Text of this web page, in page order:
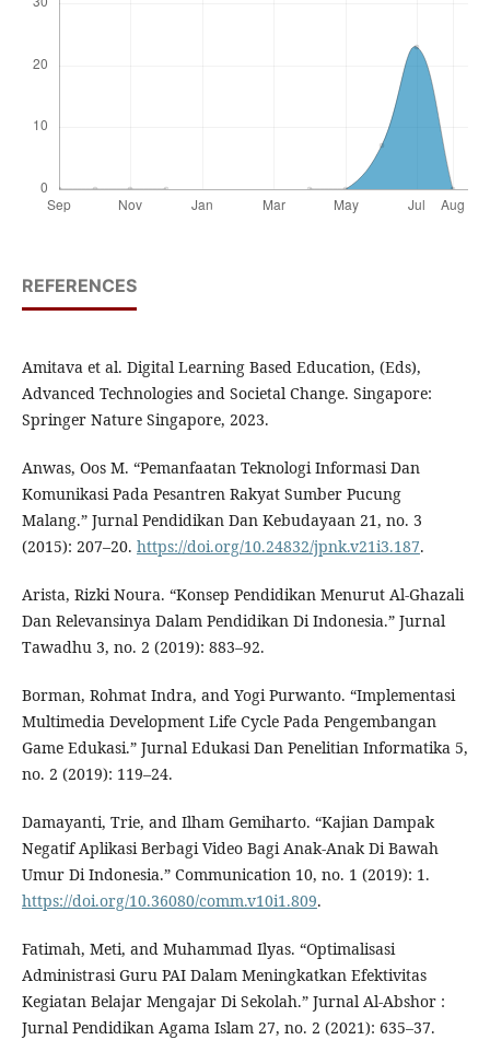
REFERENCES
Amitava et al. Digital Learning Based Education, (Eds),
Advanced Technologies and Societal Change. Singapore:
Springer Nature Singapore, 2023.
Anwas, Oos M. “Pemanfaatan Teknologi Informasi Dan
Komunikasi Pada Pesantren Rakyat Sumber Pucung
Malang.” Jurnal Pendidikan Dan Kebudayaan 21, no. 3
(2015): 207–20. https://doi.org/10.24832/jpnk.v21i3.187.
Arista, Rizki Noura. “Konsep Pendidikan Menurut Al-Ghazali
Dan Relevansinya Dalam Pendidikan Di Indonesia.” Jurnal
Tawadhu 3, no. 2 (2019): 883–92.
Borman, Rohmat Indra, and Yogi Purwanto. “Implementasi
Multimedia Development Life Cycle Pada Pengembangan
Game Edukasi.” Jurnal Edukasi Dan Penelitian Informatika 5,
no. 2 (2019): 119–24.
Damayanti, Trie, and Ilham Gemiharto. “Kajian Dampak
Negatif Aplikasi Berbagi Video Bagi Anak-Anak Di Bawah
Umur Di Indonesia.” Communication 10, no. 1 (2019): 1.
https://doi.org/10.36080/comm.v10i1.809.
Fatimah, Meti, and Muhammad Ilyas. “Optimalisasi
Administrasi Guru PAI Dalam Meningkatkan Efektivitas
Kegiatan Belajar Mengajar Di Sekolah.” Jurnal Al-Abshor :
Jurnal Pendidikan Agama Islam 27, no. 2 (2021): 635–37.